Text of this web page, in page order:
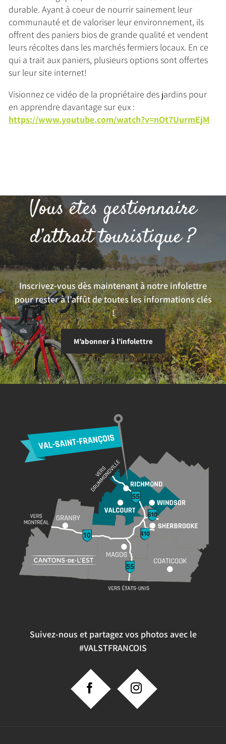
durable. Ayant à coeur de nourrir sainement leur
communauté et de valoriser leur environnement, ils
offrent des paniers bios de grande qualité et vendent
leurs récoltes dans les marchés fermiers locaux. En ce
qui a trait aux paniers, plusieurs options sont offertes
sur leur site internet!
Visionnez ce vidéo de la propriétaire des jardins pour
en apprendre davantage sur eux :
https://www.youtube.com/watch?v=nOt7UurmEjM
Vous êtes gestionnaire
d’attrait touristique ?
Inscrivez-vous dès maintenant à notre infolettre
pour rester à l’affût de toutes les informations clés
!
M’abonner à l’infolettre
Suivez-nous et partagez vos photos avec le
#VALSTFRANCOIS